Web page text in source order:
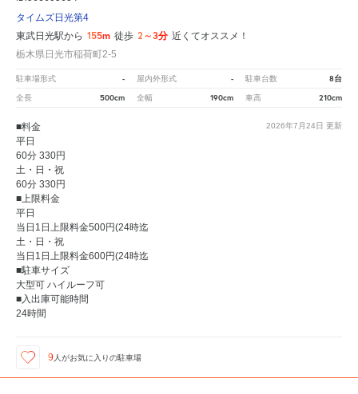
タイムズ日光第4
東武日光駅から 155m 徒歩 2～3分 近くてオススメ！
栃木県日光市稲荷町2-5
駐車場形式 - 屋内外形式 - 駐車台数 8台
全長 500cm 全幅 190cm 車高 210cm
2026年7月24日 更新
■料金
平日
60分 330円
土・日・祝
60分 330円
■上限料金
平日
当日1日上限料金500円(24時迄
土・日・祝
当日1日上限料金600円(24時迄
■駐車サイズ
大型可 ハイルーフ可
■入出庫可能時間
24時間
9人がお気に入りの駐車場